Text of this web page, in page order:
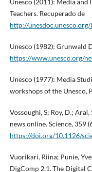
Teachers. Recuperado de
http://
Unesco (1982): Grunwald
https://www.unesco.org/
Unesco (1977): Media
workshops of the Unesco,
Vossoughi, S; Roy, D.;
news online. Science, 359
https://doi.org/10.1126/
Vuorikari, Riina; Punie,
DigComp 2.1. The Digital